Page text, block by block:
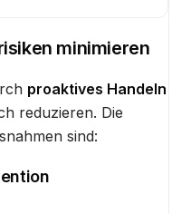
minimieren
proaktives Handeln
reduzieren. Die
sind: